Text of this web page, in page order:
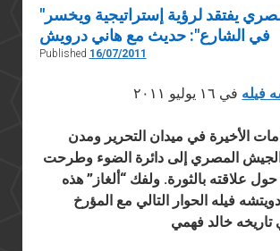
خلفية شخصية
مقالات صحافية
مقابلات في الإعلام
Languages
"الجيش المصري يفتقد لرؤية إستراتيجية ويخسر
في الشارع": حديث مع هاني درويش
Published 16/07/2011
فيله في ١٦ يوليو ٢٠١١
الأخيرة في ميدان التحرير ومدن
المصري إلى دائرة الضوء وطرحت
علاقته بالثورة. ولفك “ألغاز” هذه
فيله الحوار التالي مع المؤرخ